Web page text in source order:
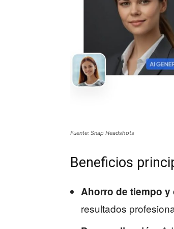
Fuente: Snap Headshots
Beneficios
Ahorro de tiempo y
resultados